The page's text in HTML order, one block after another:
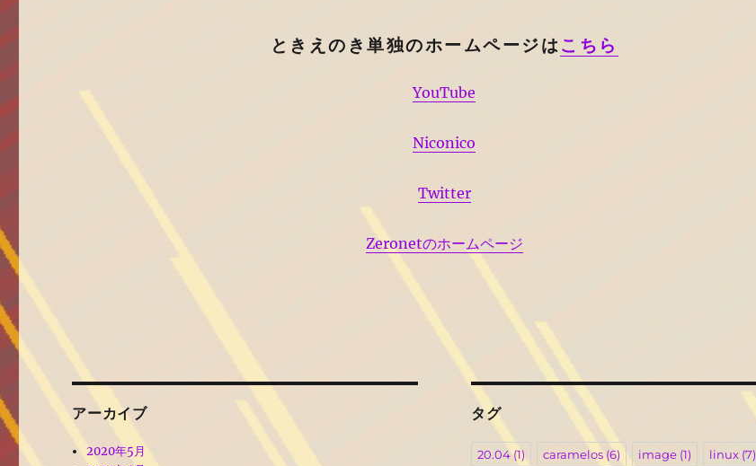
ときえのき単独のホームページはこちら
YouTube
Niconico
Twitter
Zeronetのホームページ
アーカイブ
2020年5月
タグ
20.04 (1) caramelos (6) image (1) linux (7)